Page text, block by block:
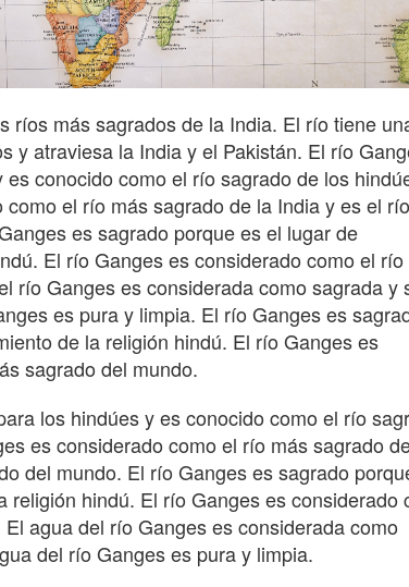
ríos más sagrados de la India. El río tiene
y atraviesa la India y el Pakistán. El río
conocido como el río sagrado de los
el río más sagrado de la India y es el
es sagrado porque es el lugar de
El río Ganges es considerado como el
río Ganges es considerada como sagrada y
es pura y limpia. El río Ganges es
de la religión hindú. El río Ganges es
sagrado del mundo.
los hindúes y es conocido como el río
es considerado como el río más sagrado
del mundo. El río Ganges es sagrado
religión hindú. El río Ganges es considerado
agua del río Ganges es considerada como
del río Ganges es pura y limpia.